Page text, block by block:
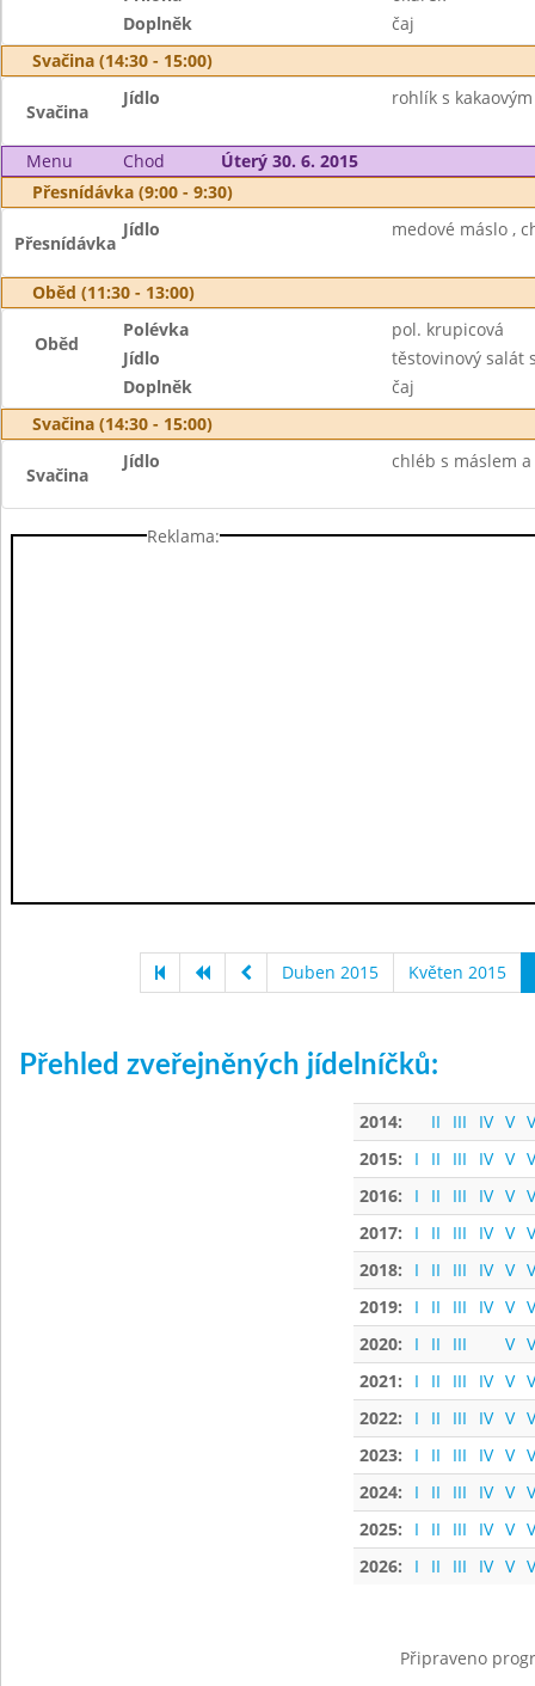
Doplněk
čaj
Svačina (14:30 - 15:00)
Svačina
Jídlo rohlík s
Menu Chod
Úterý 30. 6. 2015
Přesnídávka (9:00 - 9:30)
Přesnídávka
Jídlo medové máslo ,
Oběd (11:30 - 13:00)
Oběd
Polévka
pol. krupicová
Jídlo
těstovinový salát
Doplněk
čaj
Svačina (14:30 - 15:00)
Svačina
Jídlo chléb s máslem
Reklama:
Duben 2015 Květen 2015
Přehled zveřejněných jídelníčků:
2014: II III IV V
2015:
I II III IV V
2016:
I II III IV V
2017:
I II III IV V
2018:
I II III IV V
2019:
I II III IV V
2020:
I II III V
2021:
I II III IV V
2022:
I II III IV V
2023:
I II III IV V
2024:
I II III IV V
2025:
I II III IV V
2026:
I II III IV V
Připraveno